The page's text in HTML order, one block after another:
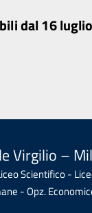
dal 16
Virgilio –
Scientifico -
- Opz.